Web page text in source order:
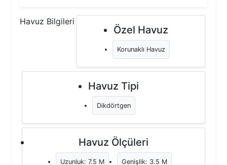
Havuz Bilgileri
Özel Havuz
Korunaklı Havuz
Havuz Tipi
Dikdörtgen
Havuz Ölçüleri
Uzunluk: 7.5 M Genişlik: 3.5 M